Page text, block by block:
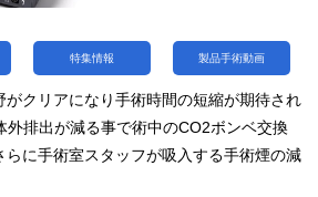
特集情報 製品手術動画
がクリアになり手術時間の短縮が期待され
外排出が減る事で術中のCO2ボンベ交換
らに手術室スタッフが吸入する手術煙の減